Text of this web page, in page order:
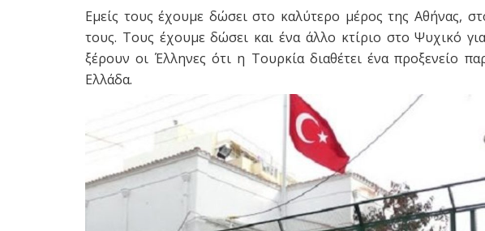
Εμείς τους έχουμε δώσει στο καλύτερο μέρος της Αθήνας,
τους. Τους έχουμε δώσει και ένα άλλο κτίριο στο Ψυχικό
ξέρουν οι Έλληνες ότι η Τουρκία διαθέτει ένα προξενείο
Ελλάδα.